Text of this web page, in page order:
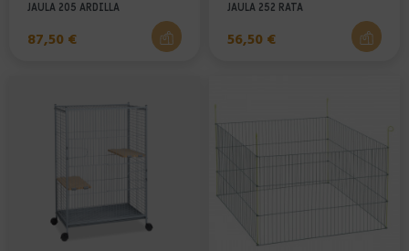
JAULA 205 ARDILLA
Precio
87,50 €
JAULA 252 RATA
Precio
56,50 €